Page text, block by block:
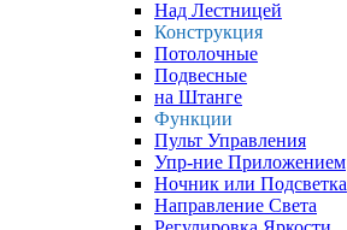
Над Лестницей
Конструкция
Потолочные
Подвесные
на Штанге
Функции
Пульт Управления
Упр-ние Приложением
Ночник или Подсветка
Направление Света